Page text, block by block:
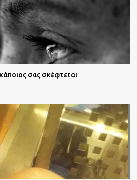
σας σκέφτεται